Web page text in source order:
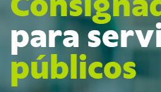
Prefeitura inicia
Draco faz operação para
PRESO:Operação